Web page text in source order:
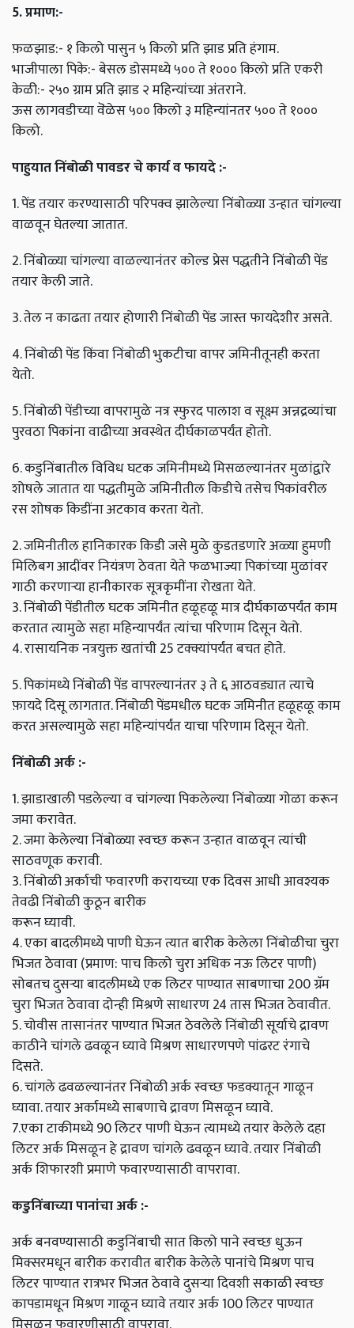
5. प्रमाण:-
फ़ळझाड:- १ किलो पासुन ५ किलो प्रति झाड प्रति हंगाम.
भाजीपाला पिके:- बेसल डोसमध्ये ५०० ते १००० किलो प्रति एकरी
केळी:- २५० ग्राम प्रति झाड २ महिन्यांच्या अंतराने.
ऊस लागवडीच्या वॆळेस ५०० किलो ३ महिन्यांनतर ५०० ते १०००
किलो.
पाहुयात निंबोळी पावडर चे कार्य व फायदे :-
1. पेंड तयार करण्यासाठी परिपक्व झालेल्या निंबोळ्या उन्हात चांगल्या
वाळवून घेतल्या जातात.
2. निंबोळ्या चांगल्या वाळल्यानंतर कोल्ड प्रेस पद्धतीने निंबोळी पेंड
तयार केली जाते.
3. तेल न काढता तयार होणारी निंबोळी पेंड जास्त फायदेशीर असते.
4. निंबोळी पेंड किंवा निंबोळी भुकटीचा वापर जमिनीतूनही करता
येतो.
5. निंबोळी पेंडीच्या वापरामुळे नत्र स्फुरद पालाश व सूक्ष्म अन्नद्रव्यांचा
पुरवठा पिकांना वाढीच्या अवस्थेत दीर्घकाळपर्यंत होतो.
6. कडुनिंबातील विविध घटक जमिनीमध्ये मिसळल्यानंतर मुळांद्वारे
शोषले जातात या पद्धतीमुळे जमिनीतील किडीचे तसेच पिकांवरील
रस शोषक किडींना अटकाव करता येतो.
2. जमिनीतील हानिकारक किडी जसे मुळे कुडतडणारे अळ्या हुमणी
मिलिबग आदींवर नियंत्रण ठेवता येते फळभाज्या पिकांच्या मुळांवर
गाठी करणाऱ्या हानीकारक सूत्रकृमींना रोखता येते.
3. निंबोळी पेंडीतील घटक जमिनीत हळूहळू मात्र दीर्घकाळपर्यंत काम
करतात त्यामुळे सहा महिन्यापर्यंत त्यांचा परिणाम दिसून येतो.
4. रासायनिक नत्रयुक्त खतांची 25 टक्क्यांपर्यंत बचत होते.
5. पिकांमध्ये निंबोळी पेंड वापरल्यानंतर ३ ते ६ आठवड्यात त्याचे
फ़ायदे दिसू लागतात. निंबोळी पेंडमधील घटक जमिनीत हळूहळू काम
करत असल्यामुळे सहा महिन्यांपर्यंत याचा परिणाम दिसून येतो.
निंबोळी अर्क :-
1. झाडाखाली पडलेल्या व चांगल्या पिकलेल्या निंबोळ्या गोळा करून
जमा करावेत.
2. जमा केलेल्या निंबोळ्या स्वच्छ करून उन्हात वाळवून त्यांची
साठवणूक करावी.
3. निंबोळी अर्काची फवारणी करायच्या एक दिवस आधी आवश्यक
तेवढी निंबोळी कुठून बारीक
करून घ्यावी.
4. एका बादलीमध्ये पाणी घेऊन त्यात बारीक केलेला निंबोळीचा चुरा
भिजत ठेवावा (प्रमाण: पाच किलो चुरा अधिक नऊ लिटर पाणी)
सोबतच दुसऱ्या बादलीमध्ये एक लिटर पाण्यात साबणाचा 200 ग्रॅम
चुरा भिजत ठेवावा दोन्ही मिश्रणे साधारण 24 तास भिजत ठेवावीत.
5. चोवीस तासानंतर पाण्यात भिजत ठेवलेले निंबोळी सूर्याचे द्रावण
काठीने चांगले ढवळून घ्यावे मिश्रण साधारणपणे पांढरट रंगाचे
दिसते.
6. चांगले ढवळल्यानंतर निंबोळी अर्क स्वच्छ फडक्यातून गाळून
घ्यावा. तयार अर्कामध्ये साबणाचे द्रावण मिसळून घ्यावे.
7.एका टाकीमध्ये 90 लिटर पाणी घेऊन त्यामध्ये तयार केलेले दहा
लिटर अर्क मिसळून हे द्रावण चांगले ढवळून घ्यावे. तयार निंबोळी
अर्क शिफारशी प्रमाणे फवारण्यासाठी वापरावा.
कडुनिंबाच्या पानांचा अर्क :-
अर्क बनवण्यासाठी कडुनिंबाची सात किलो पाने स्वच्छ धुऊन
मिक्सरमधून बारीक करावीत बारीक केलेले पानांचे मिश्रण पाच
लिटर पाण्यात रात्रभर भिजत ठेवावे दुसऱ्या दिवशी सकाळी स्वच्छ
कापडामधून मिश्रण गाळून घ्यावे तयार अर्क 100 लिटर पाण्यात